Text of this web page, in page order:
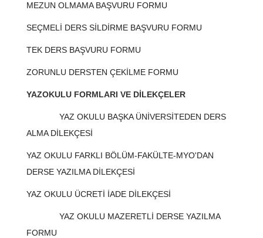
MEZUN OLMAMA BAŞVURU FORMU
SEÇMELİ DERS SİLDİRME BAŞVURU FORMU
TEK DERS BAŞVURU FORMU
ZORUNLU DERSTEN ÇEKİLME FORMU
YAZOKULU FORMLARI VE DİLEKÇELER
YAZ OKULU BAŞKA ÜNİVERSİTEDEN DERS
ALMA DİLEKÇESİ
YAZ OKULU FARKLI BÖLÜM-FAKÜLTE-MYO'DAN
DERSE YAZILMA DİLEKÇESİ
YAZ OKULU ÜCRETİ İADE DİLEKÇESİ
YAZ OKULU MAZERETLİ DERSE YAZILMA
FORMU